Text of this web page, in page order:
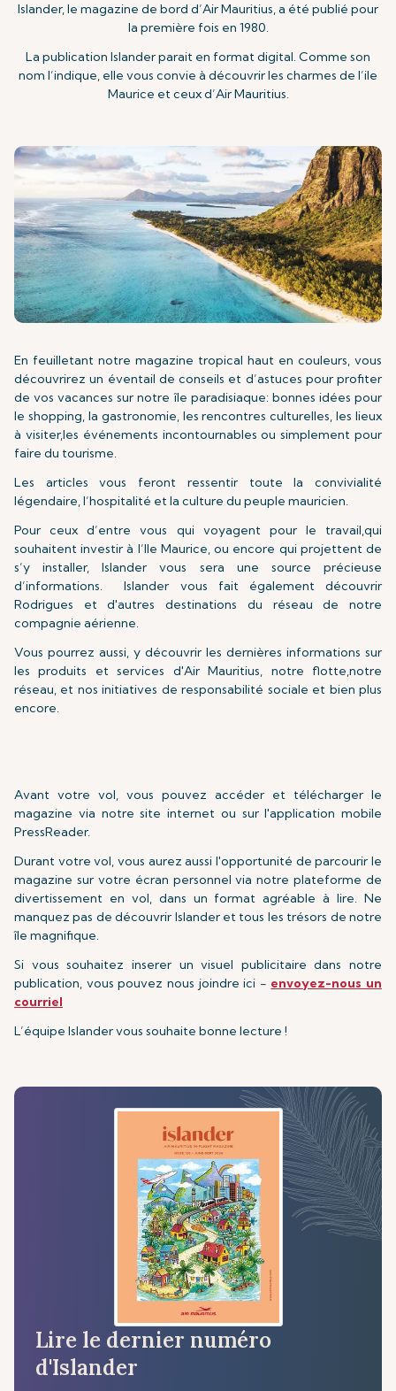
Islander, le magazine de bord d’Air Mauritius, a été publié pour
la première fois en 1980.
La publication Islander parait en format digital. Comme son
nom l’indique, elle vous convie à découvrir les charmes de l’ile
Maurice et ceux d’Air Mauritius.
En feuilletant notre magazine tropical haut en couleurs, vous
découvrirez un éventail de conseils et d’astuces pour profiter
de vos vacances sur notre île paradisiaque: bonnes idées pour
le shopping, la gastronomie, les rencontres culturelles, les lieux
à visiter,les événements incontournables ou simplement pour
faire du tourisme.
Les articles vous feront ressentir toute la convivialité
légendaire, l’hospitalité et la culture du peuple mauricien.
Pour ceux d’entre vous qui voyagent pour le travail,qui
souhaitent investir à l’Ile Maurice, ou encore qui projettent de
s’y installer, Islander vous sera une source précieuse
d’informations. Islander vous fait également découvrir
Rodrigues et d'autres destinations du réseau de notre
compagnie aérienne.
Vous pourrez aussi, y découvrir les dernières informations sur
les produits et services d'Air Mauritius, notre flotte,notre
réseau, et nos initiatives de responsabilité sociale et bien plus
encore.
Avant votre vol, vous pouvez accéder et télécharger le
magazine via notre site internet ou sur l'application mobile
PressReader.
Durant votre vol, vous aurez aussi l'opportunité de parcourir le
magazine sur votre écran personnel via notre plateforme de
divertissement en vol, dans un format agréable à lire. Ne
manquez pas de découvrir Islander et tous les trésors de notre
île magnifique.
Si vous souhaitez inserer un visuel publicitaire dans notre
publication, vous pouvez nous joindre ici - envoyez-nous un
courriel
L’équipe Islander vous souhaite bonne lecture !
Lire le dernier numéro
d'Islander